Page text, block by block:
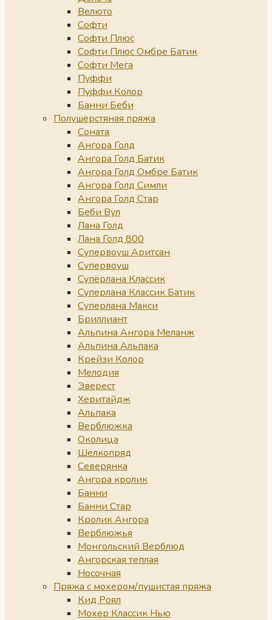
Велюто
Софти
Софти Плюс
Софти Плюс Омбре Батик
Софти Мега
Пуффи
Пуффи Колор
Банни Беби
Полушерстяная пряжа
Соната
Ангора Голд
Ангора Голд Батик
Ангора Голд Омбре Батик
Ангора Голд Симли
Ангора Голд Стар
Беби Вул
Лана Голд
Лана Голд 800
Супервоуш Аритсан
Супервоуш
Суперлана Классик
Суперлана Классик Батик
Суперлана Макси
Бриллиант
Альпина Ангора Меланж
Альпина Альпака
Крейзи Колор
Мелодия
Эверест
Херитайдж
Альпака
Верблюжка
Околица
Шелкопряд
Северянка
Ангора кролик
Банни
Банни Стар
Кролик Ангора
Верблюжья
Монгольский Верблюд
Ангорская теплая
Носочная
Пряжа с мохером/пушистая пряжа
Кид Роял
Мохер Классик Нью